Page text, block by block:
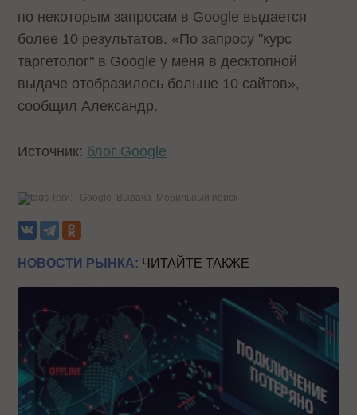
по некоторым запросам в Google выдается
более 10 результатов. «По запросу "курс
таргетолог" в Google у меня в десктопной
выдаче отобразилось больше 10 сайтов»,
сообщил Александр.
Источник: блог Google
Теги: Google Выдача Мобильный поиск
НОВОСТИ РЫНКА: ЧИТАЙТЕ ТАКЖЕ